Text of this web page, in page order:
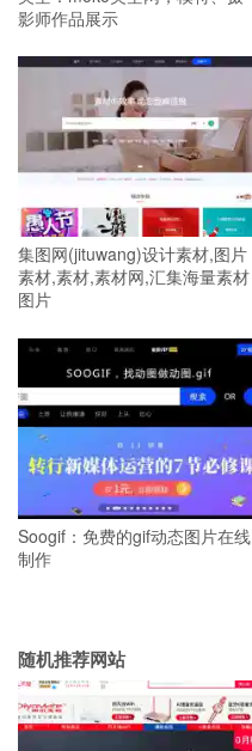
影师作品展示
集图网(jituwang)设计素材,图片
素材,素材,素材网,汇集海量素材
图片
Soogif：免费的gif动态图片在线
制作
随机推荐网站